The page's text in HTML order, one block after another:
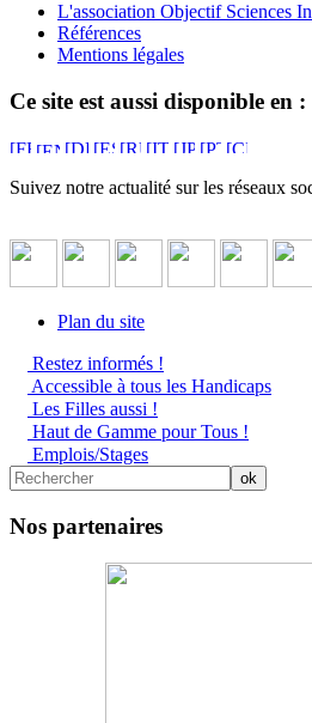
L'association Objectif Sciences
Références
Mentions légales
Ce site est aussi disponible en :
Suivez notre actualité sur les réseaux
Plan du site
Restez informés !
Accessible à tous les Handicaps
Les Filles aussi !
Haut de Gamme pour Tous !
Emplois/Stages
Nos partenaires